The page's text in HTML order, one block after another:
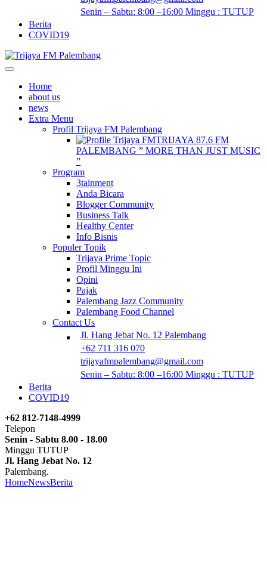
Senin – Sabtu: 8:00 –16:00 Minggu : TUTUP
Berita
COVID19
Home
about us
news
Extra Menu
Profil Trijaya FM Palembang
TRIJAYA 87.6 FM
PALEMBANG ” MORE THAN JUST MUSIC
”
Program
3tainment
Anda Bicara
Blogger Community
Business Talk
Healthy Center
Info Bisnis
Populer Topik
Trijaya Prime Topic
Profil Minggu Ini
Opini
Pajak
Palembang Jazz Community
Palembang Food Channel
Contact Us
Jl. Hang Jebat No. 12 Palembang
+62 711 316 070
trijayafmpalembang@gmail.com
Senin – Sabtu: 8:00 –16:00 Minggu : TUTUP
Berita
COVID19
+62 812-7148-4999
Telepon
Senin - Sabtu 8.00 - 18.00
Minggu TUTUP
Jl. Hang Jebat No. 12
Palembang.
HomeNewsBerita